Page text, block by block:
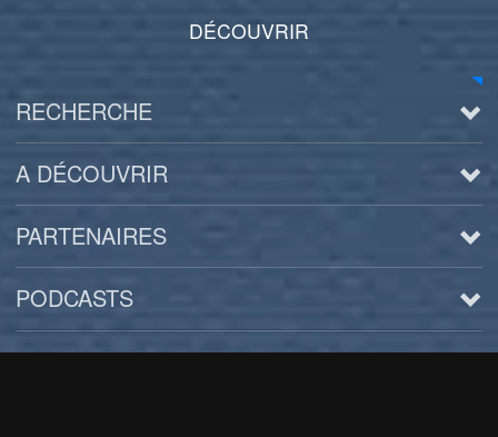
DÉCOUVRIR
RECHERCHE
A DÉCOUVRIR
PARTENAIRES
PODCASTS
Arts